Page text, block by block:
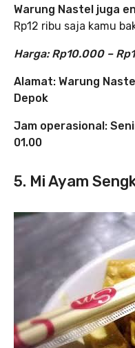
Warung Nastel juga
Rp12 ribu saja kamu
Harga: Rp10.000 –
Alamat: Warung
Depok
Jam operasional:
01.00
5. Mi Ayam